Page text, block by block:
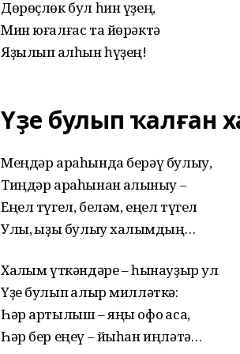
Дөрөҫлөк бул һин үҙең,
Мин юғалғас та йөрәктә
Яҙылып ҡалһын һүҙең!
Үҙе булып ҡалған
Меңдәр араһында берәү булыу,
Тиңдәр араһынан ҡалҡыныу –
Еңел түгел, беләм, еңел түгел
Улы, ҡыҙы булыу халҡымдың…
Халҡым үткәндәре – һынауҙыр ул
Үҙе булып ҡалыр милләткә:
Һәр артылыш – яңы офоҡ аса,
Һәр бер еңеү – йыһан иңләтә…